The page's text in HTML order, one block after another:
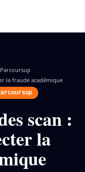
la fraude académique
scan :
la